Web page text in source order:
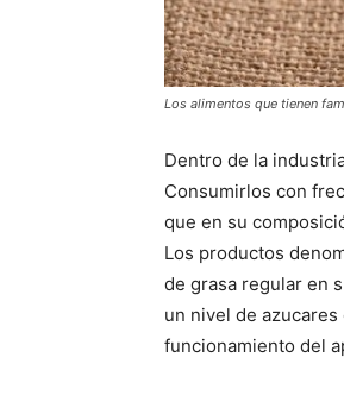
Los alimentos que tienen
Dentro de la
Consumirlos con
que en su
Los productos
de grasa regular en
un nivel de
funcionamiento del